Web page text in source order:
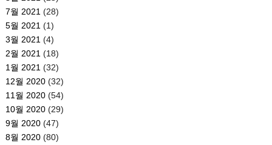
7월 2021 (28)
5월 2021 (1)
3월 2021 (4)
2월 2021 (18)
1월 2021 (32)
12월 2020(32)
11월 2020(54)
10월 2020(29)
9월 2020(47)
8월 2020(80)